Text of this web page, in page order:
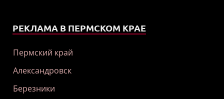
РЕКЛАМА В ПЕРМСКОМ КРАЕ
Пермский край
Александровск
Березники